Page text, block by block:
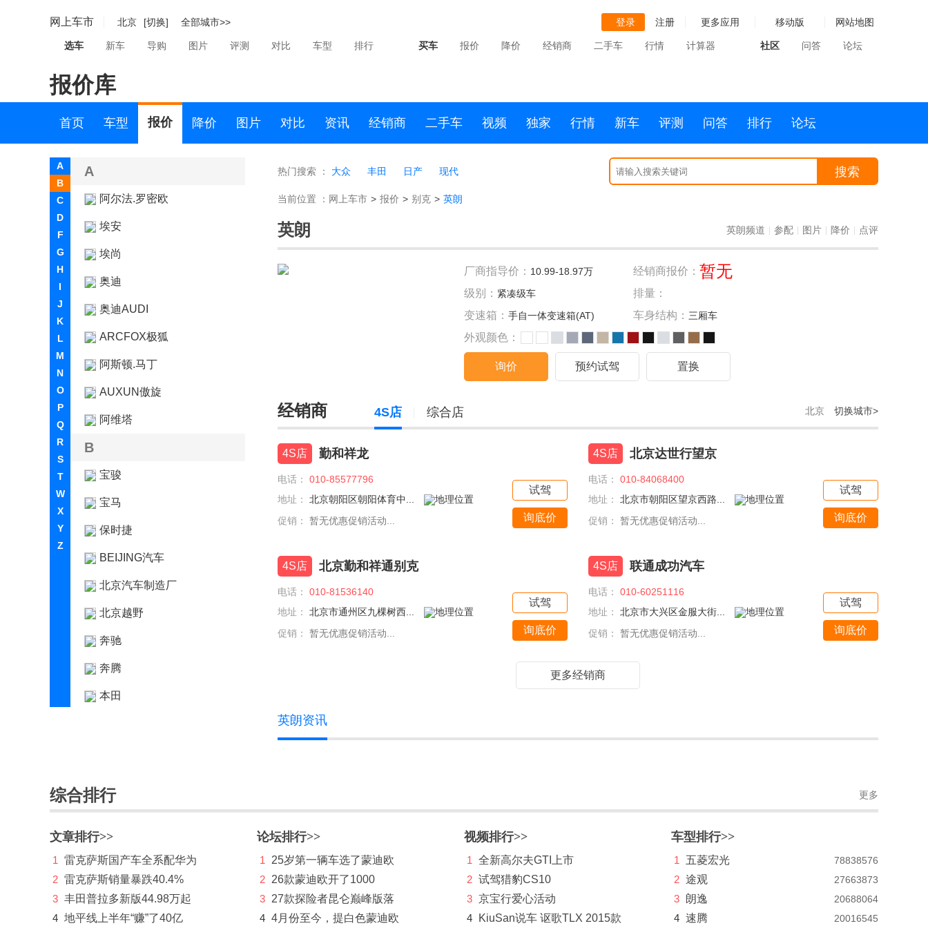
网上车市 北京 [切换] 全部城市>> 登录 注册 更多应用 移动版 网站地图
选车 新车 导购 图片 评测 对比 车型 排行 买车 报价 降价 经销商 二手车 行情 计算器 社区 问答 论坛
报价库
首页 车型 报价 降价 图片 对比 资讯 经销商 二手车 视频 独家 行情 新车 评测 问答 排行 论坛
A
B
C
D
F
G
H
I
J
K
L
M
N
O
P
Q
R
S
T
W
X
Y
Z
A
阿尔法.罗密欧
埃安
埃尚
奥迪
奥迪AUDI
ARCFOX极狐
阿斯顿.马丁
AUXUN傲旋
阿维塔
B
宝骏
宝马
保时捷
BEIJING汽车
北京汽车制造厂
北京越野
奔驰
奔腾
本田
君威
君越
别克GL8(12)
微蓝6(5)
热门搜索 ： 大众 丰田 日产 现代 搜索
当前位置 ： 网上车市 > 报价 > 别克 > 英朗
英朗 英朗频道 参配 图片 降价 点评
厂商指导价： 10.99-18.97万 经销商报价： 暂无
级别： 紧凑级车
排量：
变速箱： 手自一体变速箱(AT) 车身结构： 三厢车
外观颜色：
询价 预约试驾 置换
经销商 北京 切换城市>
4S店 综合店
4S店 勤和祥龙
电话：
010-85577796
地址：
北京朝阳区朝阳体育中...
促销：
暂无优惠促销活动...
试驾
询底价
4S店 北京达世行望京
电话：
010-84068400
地址：
北京市朝阳区望京西路...
促销：
暂无优惠促销活动...
试驾
询底价
4S店 北京勤和祥通别克
电话：
010-81536140
地址：
北京市通州区九棵树西...
促销：
暂无优惠促销活动...
试驾
询底价
4S店 联通成功汽车
电话：
010-60251116
地址：
北京市大兴区金服大街...
促销：
暂无优惠促销活动...
试驾
询底价
更多经销商
英朗资讯
综合排行 更多
文章排行>>
1
雷克萨斯国产车全系配华为
2 雷克萨斯销量暴跌40.4%
3 丰田普拉多新版44.98万起
4 地平线上半年“赚”了40亿
论坛排行>>
1
25岁第一辆车选了蒙迪欧
2 26款蒙迪欧开了1000
3 27款探险者昆仑巅峰版落
4 4月份至今，提白色蒙迪欧
视频排行>>
1
全新高尔夫GTI上市
2 试驾猎豹CS10
3 京宝行爱心活动
4
KiuSan说车 讴歌TLX 2015款
车型排行>>
1 五菱宏光 78838576
2 途观 27663873
3 朗逸 20688064
4 速腾 20016545